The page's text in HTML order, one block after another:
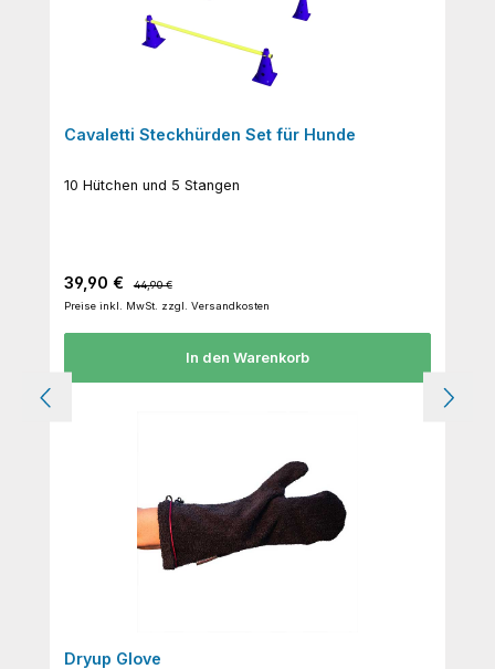
Cavaletti Steckhürden Set für Hunde
10 Hütchen und 5 Stangen
Verkaufspreis:
39,90 €
44,90 €
Preise inkl. MwSt. zzgl. Versandkosten
In den Warenkorb
Dryup Glove